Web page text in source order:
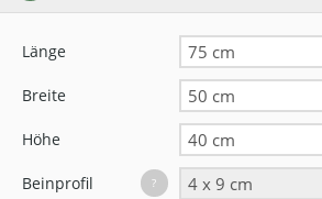
Länge
Breite
Höhe
Beinprofil ?